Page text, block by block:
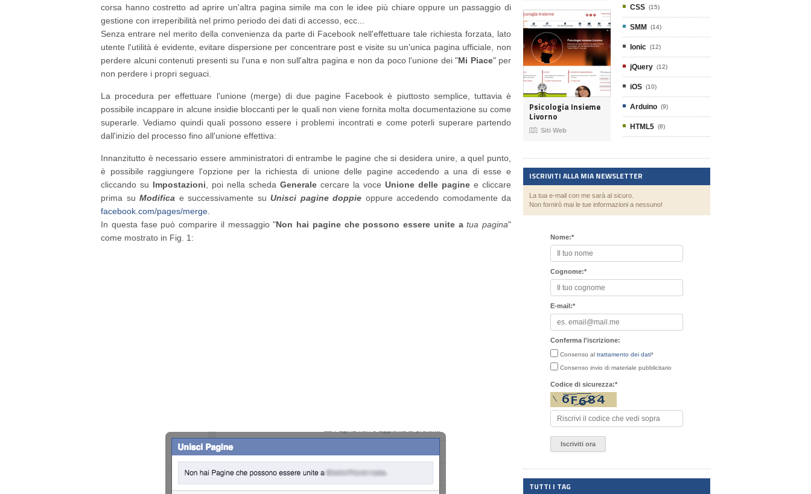
corsa hanno costretto ad aprire un'altra pagina simile ma con le idee più chiare oppure un passaggio di
gestione con irreperibilità nel primo periodo dei dati di accesso, ecc...
Senza entrare nel merito della convenienza da parte di Facebook nell'effettuare tale richiesta forzata, lato
utente l'utilità è evidente, evitare dispersione per concentrare post e visite su un'unica pagina ufficiale, non
perdere alcuni contenuti presenti su l'una e non sull'altra pagina e non da poco l'unione dei "Mi Piace" per
non perdere i propri seguaci.
La procedura per effettuare l'unione (merge) di due pagine Facebook è piuttosto semplice, tuttavia è
possibile incappare in alcune insidie bloccanti per le quali non viene fornita molta documentazione su come
superarle. Vediamo quindi quali possono essere i problemi incontrati e come poterli superare partendo
dall'inizio del processo fino all'unione effettiva:
Innanzitutto è necessario essere amministratori di entrambe le pagine che si desidera unire, a quel punto,
è possibile raggiungere l'opzione per la richiesta di unione delle pagine accedendo a una di esse e
cliccando su Impostazioni, poi nella scheda Generale cercare la voce Unione delle pagine e cliccare
prima su Modifica e successivamente su Unisci pagine doppie oppure accedendo comodamente da
facebook.com/pages/merge.
In questa fase può comparire il messaggio "Non hai pagine che possono essere unite atua pagina"
come mostrato in Fig. 1:
Psicologia Insieme
Livorno
 Siti Web
CSS (15)
SMM (14)
Ionic (12)
jQuery (12)
iOS (10)
Arduino (9)
HTML5 (8)
ISCRIVITI ALLA MIA NEWSLETTER
La tua e-mail con me sarà al sicuro.
Non fornirò mai le tue informazioni a nessuno!
Nome:*
Cognome:*
E-mail:*
Conferma l'iscrizione:
Consenso al trattamento dei dati*
Consenso invio di materiale pubblicitario
Codice di sicurezza:*
TUTTI I TAG